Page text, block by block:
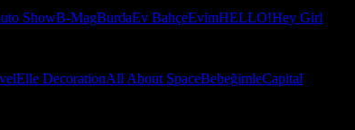
ShowB-MagBurdaEv BahçeEvimHELLO!Hey Girl
Elle DecorationAll About SpaceBebeğimleCapital